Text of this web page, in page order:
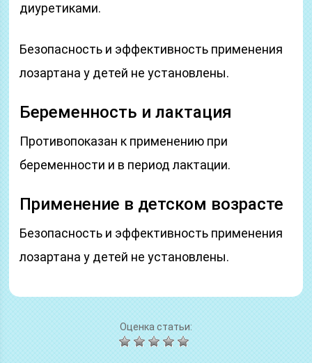
диуретиками.
Безопасность и эффективность применения
лозартана у детей не установлены.
Беременность и лактация
Противопоказан к применению при
беременности и в период лактации.
Применение в детском возрасте
Безопасность и эффективность применения
лозартана у детей не установлены.
Оценка статьи: